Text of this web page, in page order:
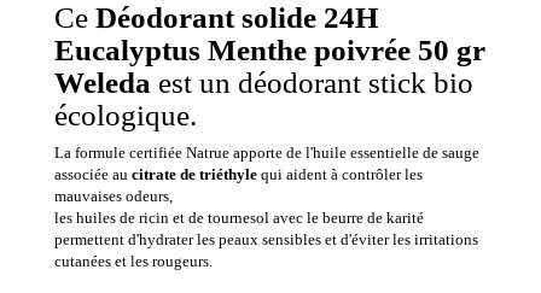
Ce Déodorant solide 24H
Eucalyptus Menthe poivrée 50 gr
Weleda est un déodorant stick bio
écologique.
La formule certifiée Natrue apporte de l'huile essentielle de sauge
associée au citrate de triéthyle qui aident à contrôler les
mauvaises odeurs,
les huiles de ricin et de tournesol avec le beurre de karité
permettent d'hydrater les peaux sensibles et d'éviter les irritations
cutanées et les rougeurs.